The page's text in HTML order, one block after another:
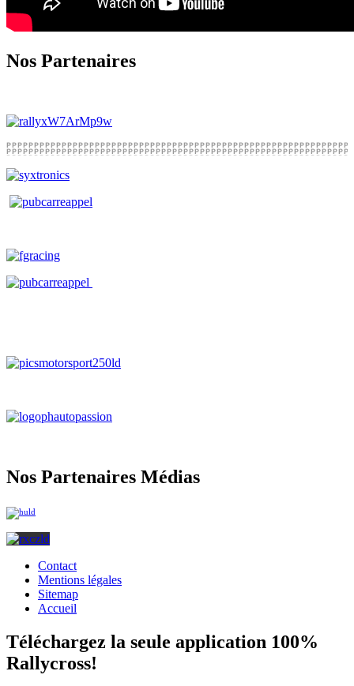
Nos Partenaires
Nos Partenaires Médias
Contact
Mentions légales
Sitemap
Accueil
Téléchargez la seule application 100%
Rallycross!